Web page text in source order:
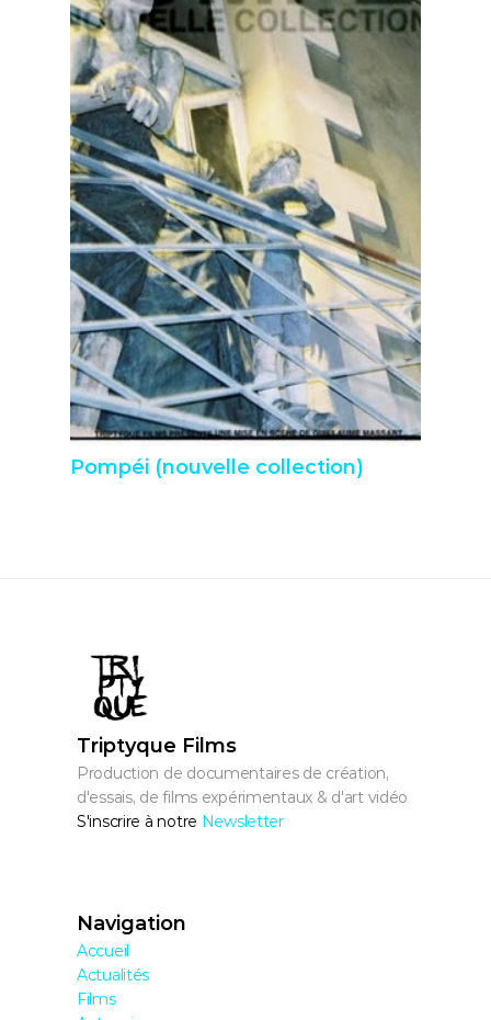
Pompéi (nouvelle collection)
Triptyque Films
Production de documentaires de création,
d'essais, de films expérimentaux & d'art vidéo
S'inscrire à notre Newsletter
Navigation
Accueil
Actualités
Films